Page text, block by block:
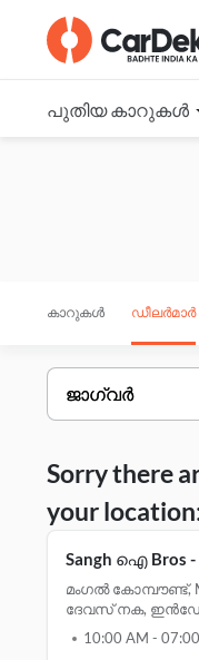
പുതിയ കാറുകൾ
കാറുകൾ ഡീലർമാർ
Sorry there
your
Sangh ഐ Bros -
മംഗൽ കോമ്പൗണ്ട്,
ദേവസ് നക,
10:00 AM -